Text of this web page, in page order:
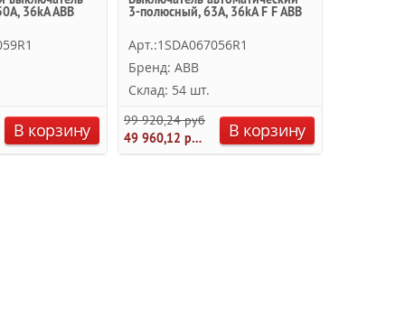
36kA ABB
В корзину
3-полюсный, 63А, 36kA F F ABB
Арт.:1SDA067056R1
Бренд: ABB
Склад: 54 шт.
99 920,24 руб.
49 960,12 руб.
В корзину